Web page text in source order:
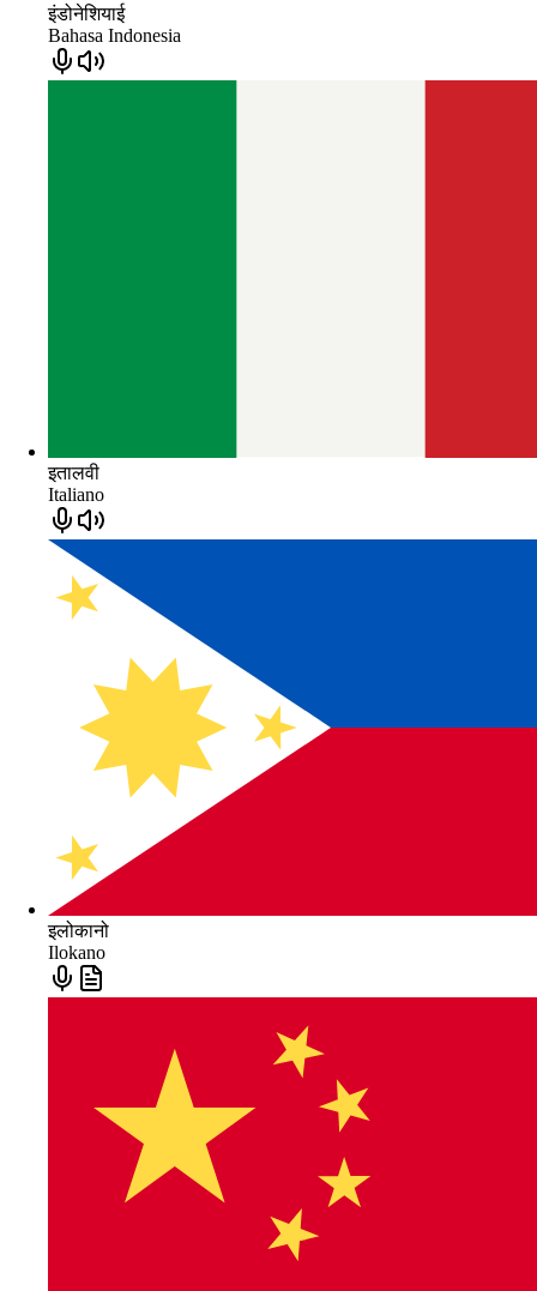
इंडोनेशियाई
Bahasa Indonesia
इतालवी
Italiano
इलोकानो
Ilokano